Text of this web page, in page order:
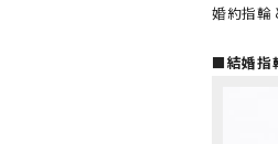
婚約指輪
■結婚指